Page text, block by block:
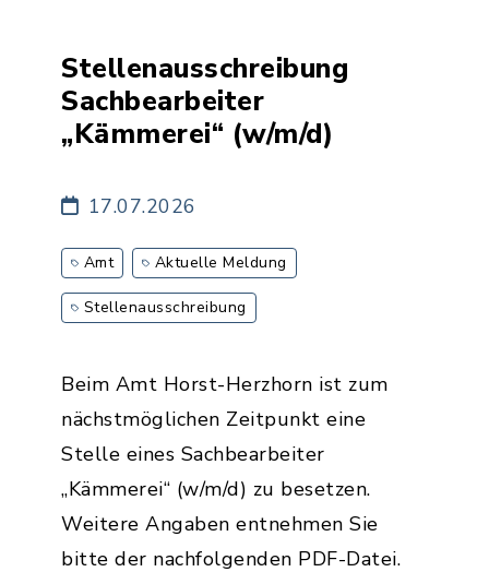
Stellenausschreibung
Sachbearbeiter
„Kämmerei“ (w/m/d)
17.07.2026
Amt Aktuelle Meldung
Stellenausschreibung
Beim Amt Horst-Herzhorn ist zum
nächstmöglichen Zeitpunkt eine
Stelle eines Sachbearbeiter
„Kämmerei“ (w/m/d) zu besetzen.
Weitere Angaben entnehmen Sie
bitte der nachfolgenden PDF-Datei.